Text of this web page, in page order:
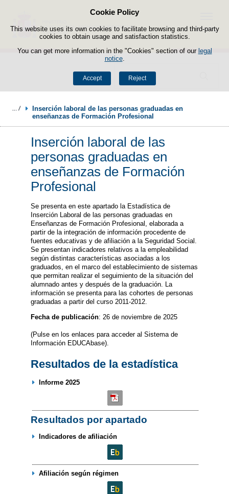
Cookie Policy
This website uses its own cookies to facilitate browsing and third-party
cookies to obtain usage and satisfaction statistics.
You can get more information in the "Cookies" section of our legal
notice.
Accept Reject
Skip to content
Search
Menu
Inserción laboral de las personas graduadas en
enseñanzas de Formación Profesional
Inserción laboral de las
personas graduadas en
enseñanzas de Formación
Profesional
Se presenta en este apartado la Estadística de
Inserción Laboral de las personas graduadas en
Enseñanzas de Formación Profesional, elaborada a
partir de la integración de información procedente de
fuentes educativas y de afiliación a la Seguridad Social.
Se presentan indicadores relativos a la empleabilidad
según distintas características asociadas a los
graduados, en el marco del establecimiento de sistemas
que permitan realizar el seguimiento de la situación del
alumnado antes y después de la graduación. La
información se presenta para las cohortes de personas
graduadas a partir del curso 2011-2012.
Fecha de publicación: 26 de noviembre de 2025
(Pulse en los enlaces para acceder al Sistema de
Información EDUCAbase).
Resultados de la estadística
Informe 2025
Resultados por apartado
Indicadores de afiliación
Afiliación según régimen